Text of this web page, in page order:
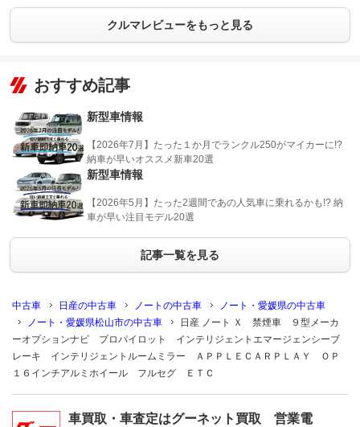
クルマレビューをもっと見る
おすすめ記事
新型車情報
【2026年7月】たった１か月でランクル250がマイカーに!?
納車が早いオススメ新車20選
新型車情報
【2026年5月】たった2週間であの人気車に乗れるかも!? 納
車が早い注目モデル20選
記事一覧を見る
中古車 日産の中古車 ノートの中古車
ノート・愛媛県の中古車
ノート・愛媛県松山市の中古車
日産 ノート Ｘ 禁煙車 ９型メーカ
ーオプションナビ プロパイロット インテリジェントエマージェンシーブ
レーキ インテリジェントルームミラー ＡＰＰＬＥＣＡＲＰＬＡＹ ＯＰ
１６インチアルミホイール フルセグ ＥＴＣ
車買取・車査定はグーネット買取 営業電